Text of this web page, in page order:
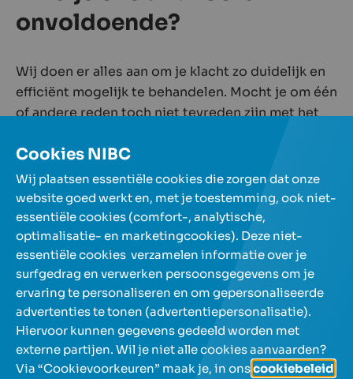
onvoldoende?
Wij doen er alles aan om je klacht zo duidelijk en
efficiënt mogelijk te behandelen. Mocht je om één
of andere reden toch niet tevreden zijn met het
bij de Ombudsdienst voor financiële diensten op
www.ombudsfin.be.
Onze spaarrekeningen
Over NIBC
Help en contact
Cookies NIBC
Wij plaatsen essentiële cookies die zorgen dat onze
website goed werkt en, met je toestemming, ook niet-
essentiële cookies (comfort-, analytische,
optimalisatie- en marketingcookies). Deze niet-
essentiële cookies verzamelen informatie over je
surfgedrag en verwerken persoonsgegevens om je
ervaring te personaliseren en om gepersonaliseerde
advertenties te tonen (advertentiepersonalisatie).
Hiervoor kunnen gegevens gedeeld worden met
externe partijen. Wil je niet alle cookies aanvaarden?
Via “Cookievoorkeuren” maak je, in onscookiebeleid